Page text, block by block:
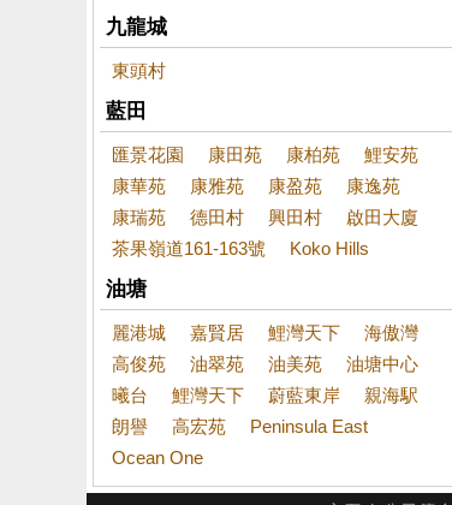
九龍城
東頭村
藍田
匯景花園 康田苑 康柏苑
鯉安苑
康華苑
康雅苑 康盈苑
康逸苑
康瑞苑
德田村 興田村
啟田大廈
茶果嶺道161-163號
Koko Hills
油塘
麗港城 嘉賢居 鯉灣天下
海傲灣
高俊苑
油翠苑 油美苑
油塘中心
曦台
鯉灣天下 蔚藍東岸
親海駅
朗譽
高宏苑
Peninsula East
Ocean One